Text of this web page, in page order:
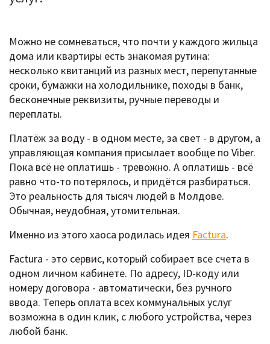
Можно не сомневаться, что почти у каждого жильца
дома или квартиры есть знакомая рутина:
несколько квитанций из разных мест, перепутанные
сроки, бумажки на холодильнике, походы в банк,
бесконечные реквизиты, ручные переводы и
переплаты.
Платёж за воду - в одном месте, за свет - в другом, а
управляющая компания присылает вообще по Viber.
Пока всё не оплатишь - тревожно. А оплатишь - всё
равно что-то потерялось, и придётся разбираться.
Это реальность для тысяч людей в Молдове.
Обычная, неудобная, утомительная.
Именно из этого хаоса родилась идея Factura.
Factura - это сервис, который собирает все счета в
одном личном кабинете. По адресу, ID-коду или
номеру договора - автоматически, без ручного
ввода. Теперь оплата всех коммунальных услуг
возможна в один клик, с любого устройства, через
любой банк.